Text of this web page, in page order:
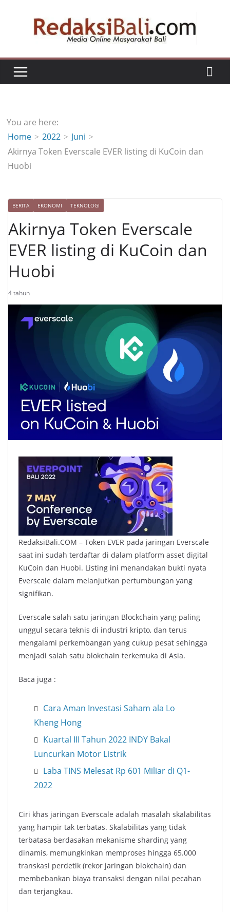
You are here:
Home
2022
Juni
Akirnya Token Everscale EVER listing di KuCoin dan
Huobi
BERITA EKONOMI TEKNOLOGI
Akirnya Token Everscale
EVER listing di KuCoin dan
Huobi
4 tahun
RedaksiBali.COM – Token EVER pada jaringan Everscale
saat ini sudah terdaftar di dalam platform asset digital
KuCoin dan Huobi. Listing ini menandakan bukti nyata
Everscale dalam melanjutkan pertumbungan yang
signifikan.
Everscale salah satu jaringan Blockchain yang paling
unggul secara teknis di industri kripto, dan terus
mengalami perkembangan yang cukup pesat sehingga
menjadi salah satu blokchain terkemuka di Asia.
Baca juga :
Cara Aman Investasi Saham ala Lo
Kheng Hong
Kuartal III Tahun 2022 INDY Bakal
Luncurkan Motor Listrik
Laba TINS Melesat Rp 601 Miliar di Q1-
2022
Ciri khas jaringan Everscale adalah masalah skalabilitas
yang hampir tak terbatas. Skalabilitas yang tidak
terbatasa berdasakan mekanisme sharding yang
dinamis, memungkinkan memproses hingga 65.000
transkasi perdetik (rekor jaringan blokchain) dan
membebankan biaya transaksi dengan nilai pecahan
dan terjangkau.